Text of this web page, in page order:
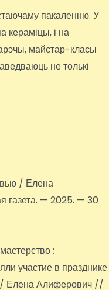
пакаленню. У
кераміцы, і на
майстар-класы
не толькі
/ Елена
газета. — 2025. — 30
:
участие в празднике
/ Елена Алиферович //